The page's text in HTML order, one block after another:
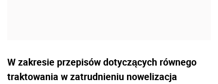
W zakresie przepisów dotyczących równego
traktowania w zatrudnieniu nowelizacja